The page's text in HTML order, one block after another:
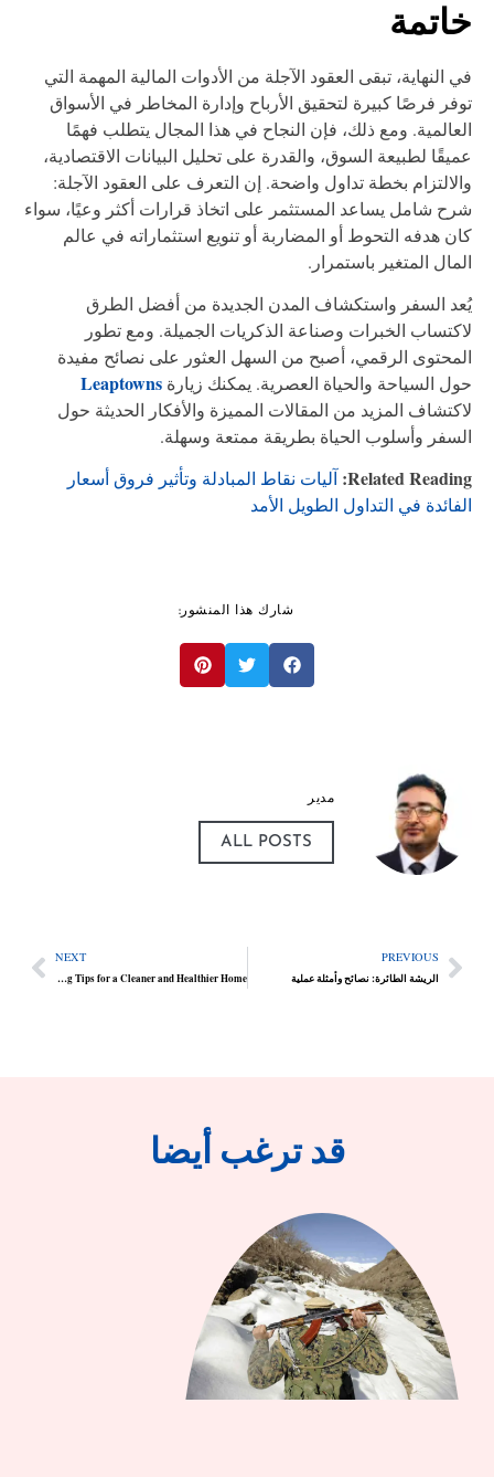
النهاية، تبقى العقود الآجلة من الأدوات المالية المهمة التي
فرصًا كبيرة لتحقيق الأرباح وإدارة المخاطر في الأسواق
ومع ذلك، فإن النجاح في هذا المجال يتطلب فهمًا
لطبيعة السوق، والقدرة على تحليل البيانات الاقتصادية،
بخطة تداول واضحة. إن التعرف على العقود الآجلة:
شامل يساعد المستثمر على اتخاذ قرارات أكثر وعيًا، سواء
هدفه التحوط أو المضاربة أو تنويع استثماراته في عالم
المتغير باستمرار.
السفر واستكشاف المدن الجديدة من أفضل الطرق
الخبرات وصناعة الذكريات الجميلة. ومع تطور
الرقمي، أصبح من السهل العثور على نصائح مفيدة
السياحة والحياة العصرية. يمكنك زيارة Leaptowns
المزيد من المقالات المميزة والأفكار الحديثة حول
وأسلوب الحياة بطريقة ممتعة وسهلة.
Related آليات نقاط المبادلة وتأثير فروق أسعار
في التداول الطويل الأمد
شارك هذا المنشور:
ALL POSTS
PREVIOUS
الريشة الطائرة: نصائح وأمثلة عملية
NEXT
Easy Carpet Cleaning Tips for a Cleaner and Healthier Home
قد ترغب أيضا